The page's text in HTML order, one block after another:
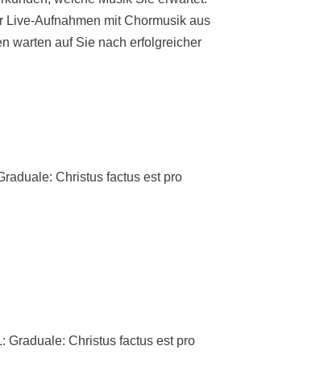
Aufnahmen mit Chormusik aus
warten auf Sie nach erfolgreicher
Christus factus est pro
Graduale: Christus factus est pro